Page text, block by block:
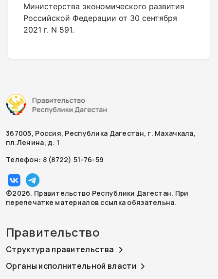
Министерства экономического развития
Российской Федерации от 30 сентября
2021 г. N 591.
367005, Россия, Республика Дагестан, г. Махачкала,
пл.Ленина, д. 1
Телефон: 8 (8722) 51-76-59
©2026. Правительство Республики Дагестан. При
перепечатке материалов ссылка обязательна.
Правительство
Структура правительства
Органы исполнительной власти